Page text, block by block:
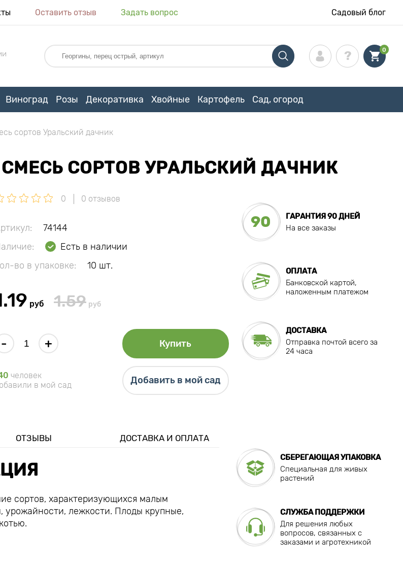
Оставить отзыв Задать вопрос Садовый блог
0
Виноград Розы Декоративка Хвойные Картофель Сад, огород
сортов Уральский дачник
СОРТОВ УРАЛЬСКИЙ ДАЧНИК
0 0 отзывов
74144
Есть в наличии
во в упаковке:
10 шт.
руб 1.59 руб
- + Купить
человек
в мой сад
Добавить в мой сад
90
ГАРАНТИЯ 90 ДНЕЙ
На все заказы
ОПЛАТА
Банковской картой,
наложенным платежом
ДОСТАВКА
Отправка почтой всего за
24 часа
ОТЗЫВЫ ДОСТАВКА И ОПЛАТА
сортов, характеризующихся малым
урожайности, лежкости. Плоды крупные,
СБЕРЕГАЮЩАЯ УПАКОВКА
Специальная для живых
растений
СЛУЖБА ПОДДЕРЖКИ
Для решения любых
вопросов, связанных с
заказами и агротехникой